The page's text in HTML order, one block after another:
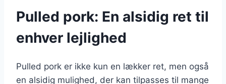
Pulled pork: En alsidig ret til
enhver lejlighed
Pulled pork er ikke kun en lækker ret, men også
en alsidig mulighed, der kan tilpasses til mange